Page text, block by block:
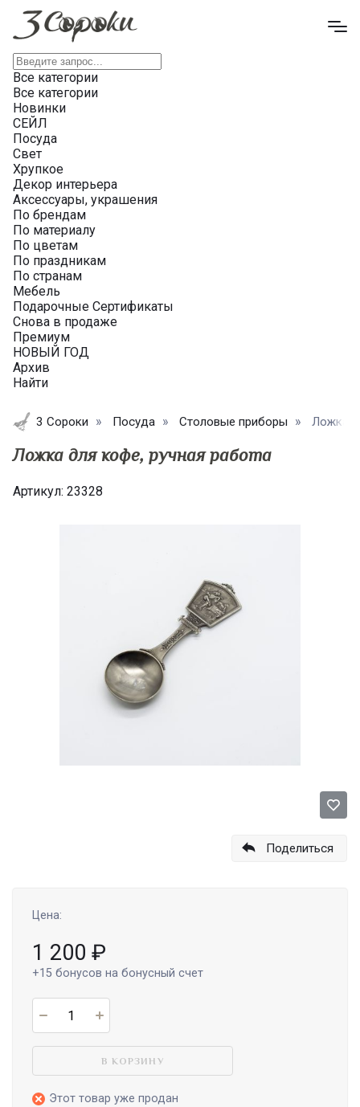
Все категории
Все категории
Новинки
СЕЙЛ
Посуда
Свет
Хрупкое
Декор интерьера
Аксессуары, украшения
По брендам
По материалу
По цветам
По праздникам
По странам
Мебель
Подарочные Сертификаты
Снова в продаже
Премиум
НОВЫЙ ГОД
Архив
Найти
3 Сороки Посуда Столовые приборы Ложка
Ложка для кофе, ручная работа
Артикул: 23328
Поделиться
Цена:
1 200 ₽
+15 бонусов на бонусный счет
В КОРЗИНУ
Этот товар уже продан